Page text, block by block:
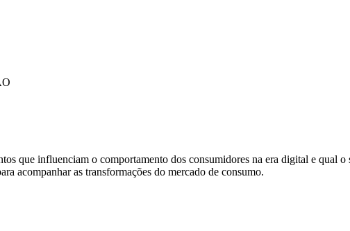
que influenciam o comportamento dos consumidores na era digital e qual
acompanhar as transformações do mercado de consumo.